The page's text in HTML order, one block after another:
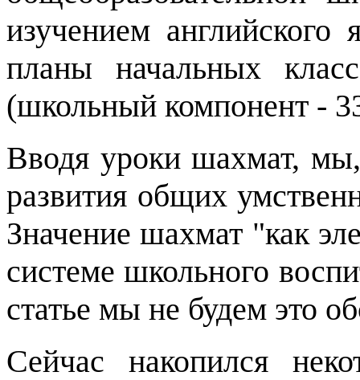
изучением английского
планы начальных
(школьный компонент -
Вводя уроки шахмат, мы,
развития общих
Значение шахмат "как
системе школьного
статье мы не будем это
Сейчас накопился